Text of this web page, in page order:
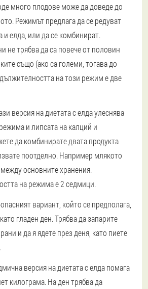
много плодове може да доведе до
Режимът предлага да се редуват
и елда, или да се комбинират.
не трябва да са повече от половин
също (ако са големи, тогава до
на този режим е две
версия на диетата с елда улеснява
и липсата на калций и
да комбинирате двата продукта
поотделно. Например млякото
основните хранения.
на режима е 2 седмици.
вариант, който се предполага,
гладен ден. Трябва да запарите
и да я ядете през деня, като пиете
версия на диетата с елда помага
килограма. На ден трябва да